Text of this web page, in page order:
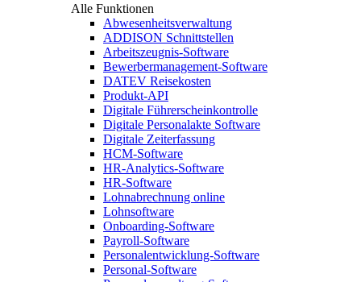
Alle Funktionen
Abwesenheitsverwaltung
ADDISON Schnittstellen
Arbeitszeugnis-Software
Bewerbermanagement-Software
DATEV Reisekosten
Produkt-API
Digitale Führerscheinkontrolle
Digitale Personalakte Software
Digitale Zeiterfassung
HCM-Software
HR-Analytics-Software
HR-Software
Lohnabrechnung online
Lohnsoftware
Onboarding-Software
Payroll-Software
Personalentwicklung-Software
Personal-Software